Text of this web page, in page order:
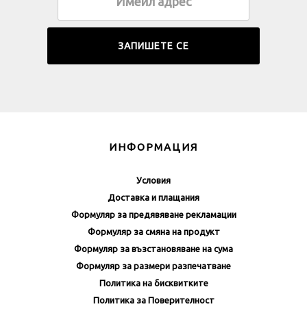
ИНФОРМАЦИЯ
Условия
Доставка и плащания
Формуляр за предявяване рекламации
Формуляр за смяна на продукт
Формуляр за възстановяване на сума
Формуляр за размери разпечатване
Политика на бисквитките
Политика за Поверителност